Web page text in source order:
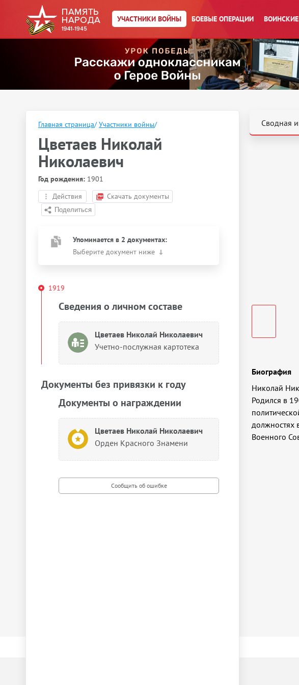
УЧАСТНИКИ ВОЙНЫ БОЕВЫЕ ОПЕРАЦИИ
Главная страница/ Участники войны/
Цветаев Николай
Николаевич
Год рождения: 1901
Действия
Скачать документы
Упоминается в 2 документах:
Выберите документ ниже
1919
Сведения о личном составе
Цветаев Николай Николаевич
Учетно-послужная картотека
Документы без привязки к году
Документы о награждении
Цветаев Николай Николаевич
Орден Красного Знамени
Сводная
Биография
Николай
Родился в
должностях
Военного